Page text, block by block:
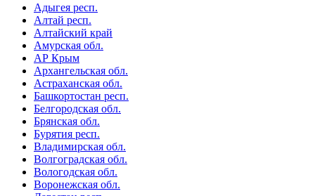
Адыгея респ.
Алтай респ.
Алтайский край
Амурская обл.
АР Крым
Архангельская обл.
Астраханская обл.
Башкортостан респ.
Белгородская обл.
Брянская обл.
Бурятия респ.
Владимирская обл.
Волгоградская обл.
Вологодская обл.
Воронежская обл.